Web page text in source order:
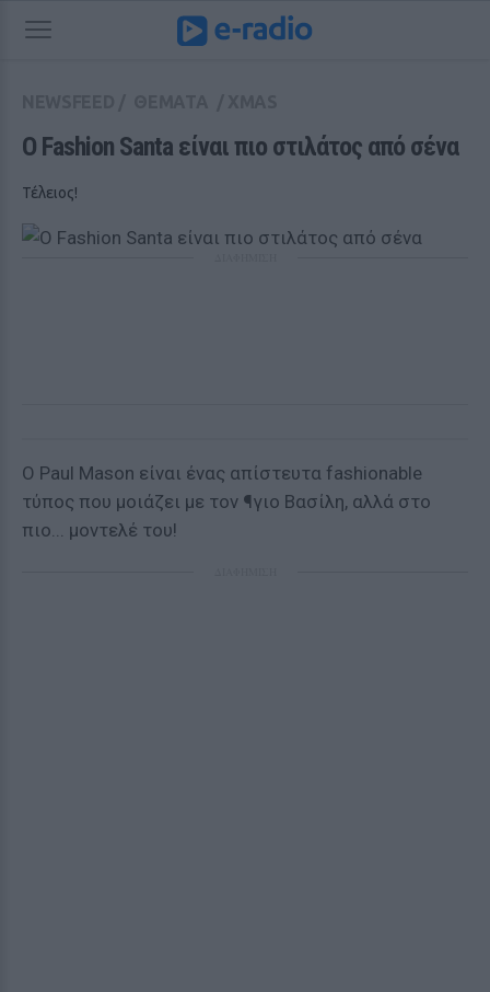
O Fashion Santa είναι πιο στιλάτος από σένα
Τέλειος!
O Paul Mason είναι ένας απίστευτα fashionable
τύπος που μοιάζει με τον ¶γιο Βασίλη, αλλά στο
πιο... μοντελέ του!